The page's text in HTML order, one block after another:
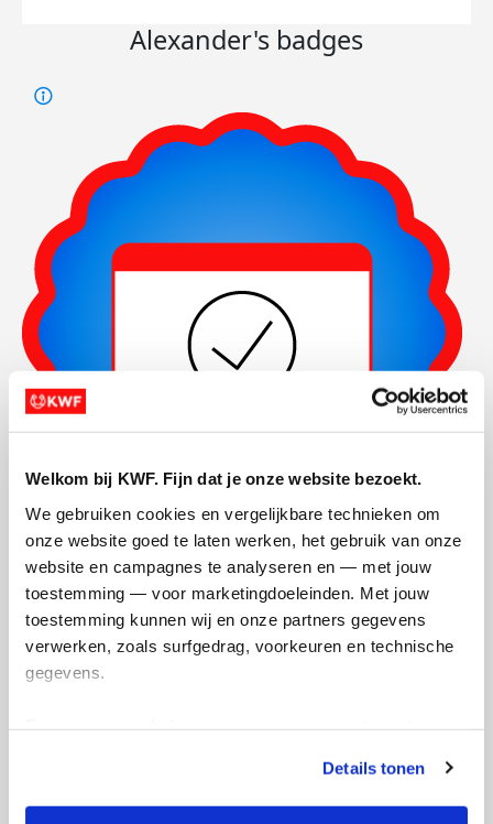
Welkom bij KWF. Fijn dat je onze website bezoekt.
We gebruiken cookies en vergelijkbare technieken om
onze website goed te laten werken, het gebruik van onze
website en campagnes te analyseren en — met jouw
toestemming — voor marketingdoeleinden. Met jouw
toestemming kunnen wij en onze partners gegevens
verwerken, zoals surfgedrag, voorkeuren en technische
gegevens.
tonen. Je kunt je toestemming op elk moment wijzigen of
intrekken via Cookie instellingen onderaan de pagina. De
Details tonen
Alexander's badges
Actiepagina gemaakt